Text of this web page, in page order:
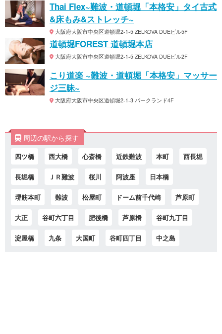
Thai Flex~難波・道頓堀「本格安」タイ古式
&床もみ&ストレッチ~
大阪府大阪市中央区道頓堀2-1-5 ZELKOVA DUEビル5F
道頓堀FOREST 道頓堀本店
大阪府大阪市中央区道頓堀2-1-5 ZELKOVA DUEビル2F
こり道楽 ~難波・道頓堀「本格安」マッサー
ジ三昧~
大阪府大阪市中央区道頓堀2-1-3 パークランド4F
周辺の駅から探す
四ツ橋 西大橋 心斎橋 近鉄難波 本町 西長堀
長堀橋 ＪＲ難波 桜川 阿波座 日本橋
堺筋本町 難波 松屋町 ドーム前千代崎 芦原町
大正 谷町六丁目 肥後橋 芦原橋 谷町九丁目
淀屋橋 九条 大国町 谷町四丁目 中之島